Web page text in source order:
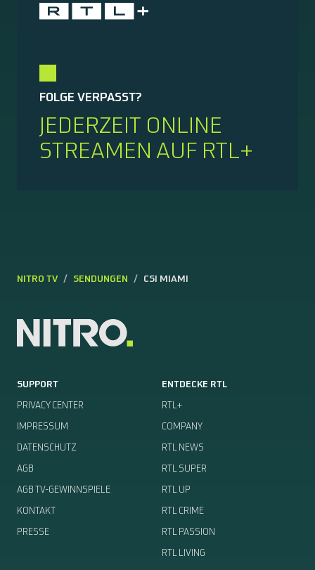
FOLGE VERPASST?
JEDERZEIT ONLINE
STREAMEN AUF RTL+
NITRO TV SENDUNGEN CSI MIAMI
SUPPORT
PRIVACY CENTER
IMPRESSUM
DATENSCHUTZ
AGB
AGB TV-GEWINNSPIELE
KONTAKT
PRESSE
ENTDECKE RTL
RTL+
COMPANY
RTL NEWS
RTL SUPER
RTL UP
RTL CRIME
RTL PASSION
RTL LIVING